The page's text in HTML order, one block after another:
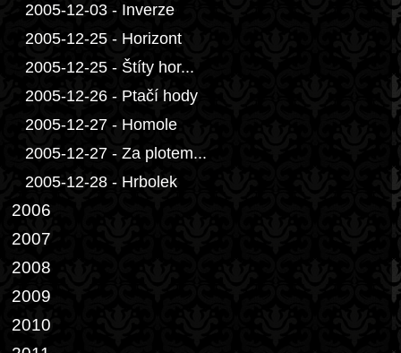
2005-12-03 - Inverze
2005-12-25 - Horizont
2005-12-25 - Štíty hor...
2005-12-26 - Ptačí hody
2005-12-27 - Homole
2005-12-27 - Za plotem...
2005-12-28 - Hrbolek
2006
2007
2008
2009
2010